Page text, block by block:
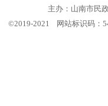
主办：山南市民
©2019-2021 网站标识码：